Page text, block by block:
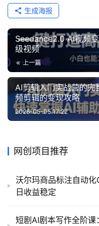
生成海报
Seedance2.0 AI视频
级视频
上一篇
AI剪辑入门实战营的完
频剪辑的变现攻略
2026-05-05 17:22
网创项目推荐
沃尔玛商品标注自动
日收益稳定
短剧AI剧本写作全阶